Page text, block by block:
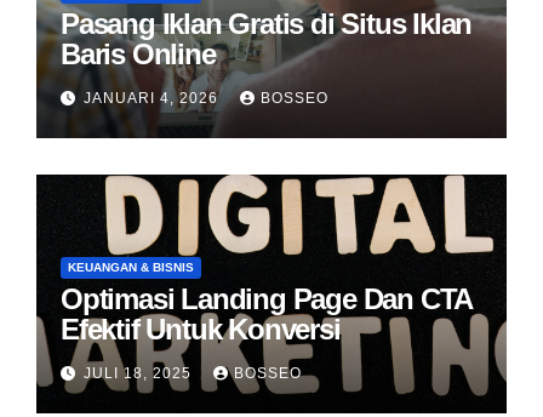
Pasang Iklan Gratis di Situs Iklan
Baris Online
JANUARI 4, 2026 BOSSEO
KEUANGAN & BISNIS
Optimasi Landing Page Dan CTA
Efektif Untuk Konversi
JULI 18, 2025 BOSSEO